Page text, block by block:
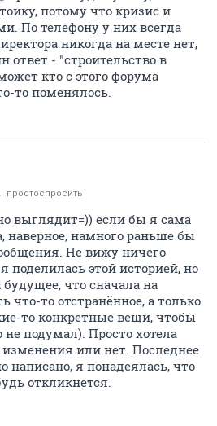
потому что кризис и
По телефону у них всегда
никогда на месте нет,
ответ - "строительство в
кто с этого форума
то поменялось.
простоспросить
выглядит=)) если бы я сама
намного раньше бы
Не вижу ничего
поделилась этой историей, но
что сначала на
что-то отстранённое, а только
то конкретные вещи, чтобы
не подумал). Просто хотела
изменения или нет. Последнее
написано, я понадеялась, что
откликнется.